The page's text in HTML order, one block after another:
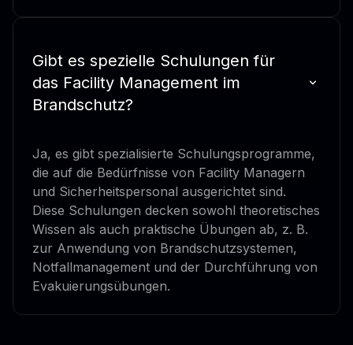
Gibt es spezielle Schulungen für
das Facility Management im
Brandschutz?
Ja, es gibt spezialisierte Schulungsprogramme,
die auf die Bedürfnisse von Facility Managern
und Sicherheitspersonal ausgerichtet sind.
Diese Schulungen decken sowohl theoretisches
Wissen als auch praktische Übungen ab, z. B.
zur Anwendung von Brandschutzsystemen,
Notfallmanagement und der Durchführung von
Evakuierungsübungen.